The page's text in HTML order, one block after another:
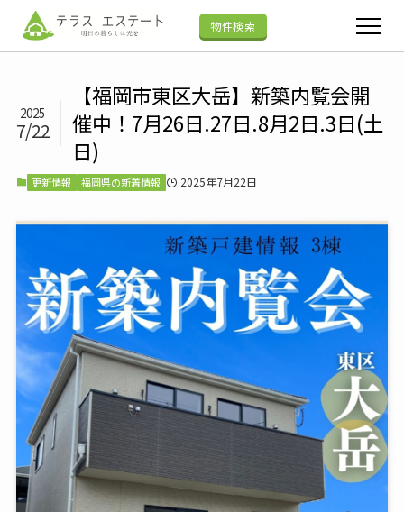
物件検索
【福岡市東区大岳】新築内覧会開
催中！7月26日.27日.8月2日.3日(土
日)
2025
7/22
更新情報 福岡県の新着情報 2025年7月22日